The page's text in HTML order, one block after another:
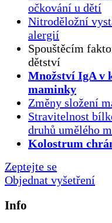
očkování u dětí
Nitroděložní
alergií
Spouštěcím
dětství
Množství IgA v
maminky
Změny složení
Stravitelnost
druhů umělého
Kolostrum
Zeptejte se
Objednat vyšetření
Info